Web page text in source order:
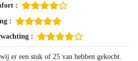
:
:
:
er een stuk of 25 van hebben gekocht.